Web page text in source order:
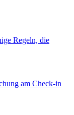
Regeln, die
am Check-in